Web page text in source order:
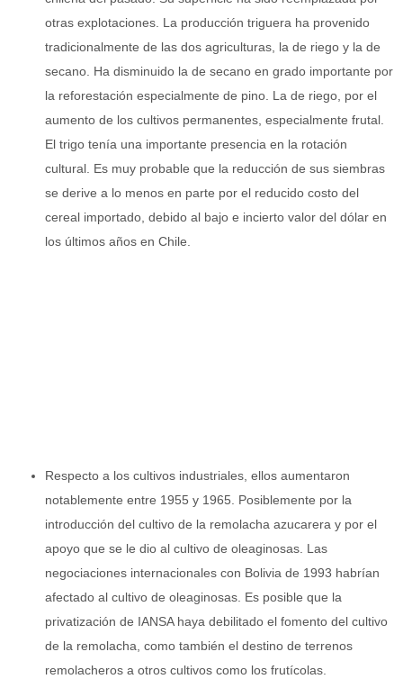
otras explotaciones. La producción triguera ha provenido
tradicionalmente de las dos agriculturas, la de riego y la de
secano. Ha disminuido la de secano en grado importante por
la reforestación especialmente de pino. La de riego, por el
aumento de los cultivos permanentes, especialmente frutal.
El trigo tenía una importante presencia en la rotación
cultural. Es muy probable que la reducción de sus siembras
se derive a lo menos en parte por el reducido costo del
cereal importado, debido al bajo e incierto valor del dólar en
los últimos años en Chile.
Respecto a los cultivos industriales, ellos aumentaron
notablemente entre 1955 y 1965. Posiblemente por la
introducción del cultivo de la remolacha azucarera y por el
apoyo que se le dio al cultivo de oleaginosas. Las
negociaciones internacionales con Bolivia de 1993 habrían
afectado al cultivo de oleaginosas. Es posible que la
privatización de IANSA haya debilitado el fomento del cultivo
de la remolacha, como también el destino de terrenos
remolacheros a otros cultivos como los frutícolas.